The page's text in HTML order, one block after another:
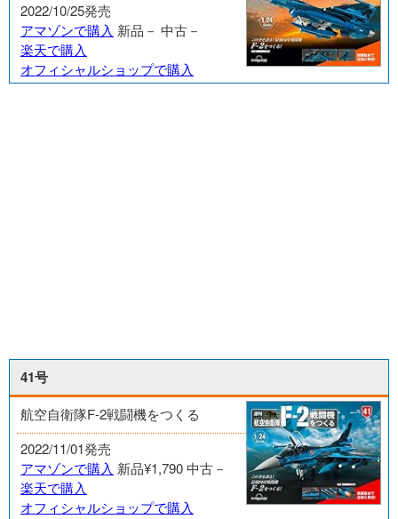
2022/10/25発売
アマゾンで購入 新品－ 中古－
楽天で購入
オフィシャルショップで購入
41号
航空自衛隊F-2戦闘機をつくる
2022/11/01発売
アマゾンで購入 新品¥1,790中古－
楽天で購入
オフィシャルショップで購入